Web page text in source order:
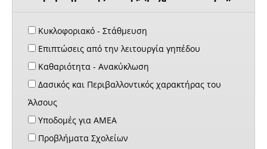
Κυκλοφοριακό - Στάθμευση
Επιπτώσεις από την λειτουργία γηπέδου
Καθαριότητα - Ανακύκλωση
Δασικός και Περιβαλλοντικός χαρακτήρας του
Άλσους
Υποδομές για ΑΜΕΑ
Προβλήματα Σχολείων